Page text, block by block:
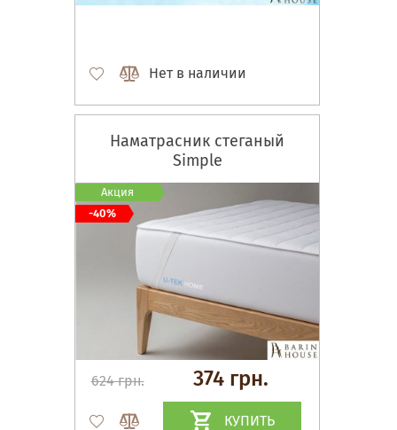
Нет в наличии
Наматрасник стеганый
Simple
624 грн. 374 грн.
КУПИТЬ
Акция
-40%